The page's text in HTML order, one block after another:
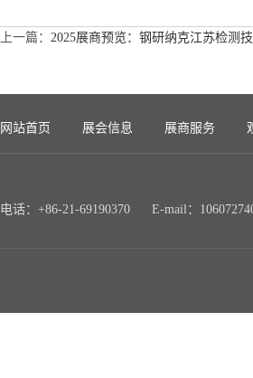
上一篇： 2025展商预览：钢研纳克江苏检测
网站首页 展会信息 展商服务
电话：+86-21-69190370 E-mail：